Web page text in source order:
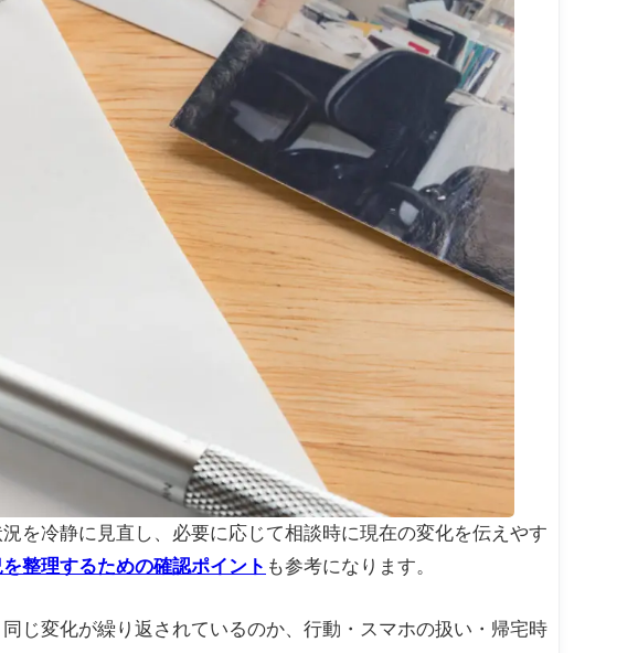
を冷静に見直し、必要に応じて相談時に現在の変化を伝えやす
整理するための確認ポイント も参考になります。
じ変化が繰り返されているのか、行動・スマホの扱い・帰宅時